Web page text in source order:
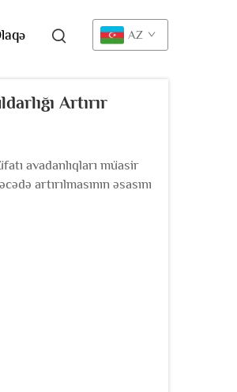
AZ
Artırır
avadanlıqları müasir
artırılmasının əsasını